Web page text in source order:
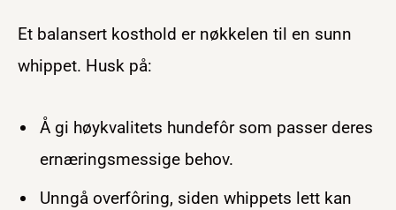
Et balansert kosthold er nøkkelen til en sunn
whippet. Husk på:
Å gi høykvalitets hundefôr som passer deres
ernæringsmessige behov.
Unngå overfôring, siden whippets lett kan